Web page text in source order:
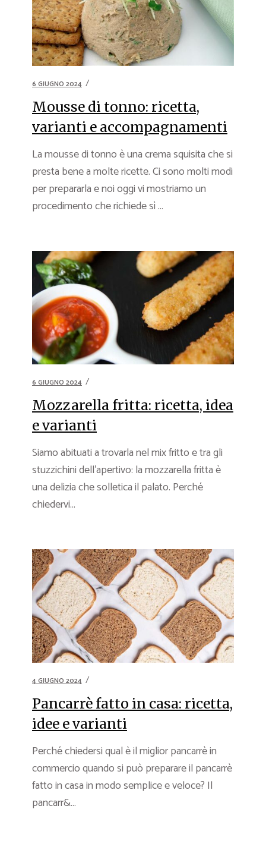
6 GIUGNO 2024
Mousse di tonno: ricetta,
varianti e accompagnamenti
La mousse di tonno è una crema squisita che si
presta bene a molte ricette. Ci sono molti modi
per prepararla e noi oggi vi mostriamo un
procedimento che richiede sì ...
6 GIUGNO 2024
Mozzarella fritta: ricetta, idea
e varianti
Siamo abituati a trovarla nel mix fritto e tra gli
stuzzichini dell’apertivo: la mozzarella fritta è
una delizia che solletica il palato. Perché
chiedervi...
4 GIUGNO 2024
Pancarrè fatto in casa: ricetta,
idee e varianti
Perché chiedersi qual è il miglior pancarrè in
commercio quando si può preparare il pancarrè
fatto in casa in modo semplice e veloce? Il
pancarr&...